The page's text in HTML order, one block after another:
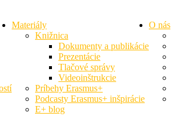
Materiály
Knižnica
Dokumenty a publikácie
Prezentácie
Tlačové správy
Videoinštrukcie
Príbehy Erasmus+
Podcasty Erasmus+ inšpirácie
E+ blog
O nás